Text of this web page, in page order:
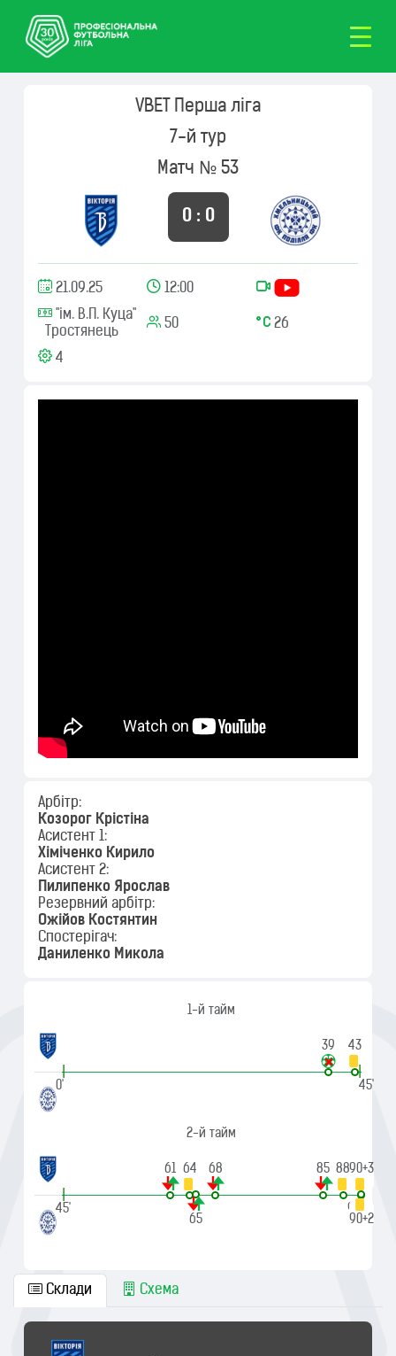
VBET Перша ліга
7-й тур
Матч № 53
0 : 0
21.09.25
12:00
"ім. В.П. Куца"
Тростянець
50 26
4
Арбітр:
Козорог Крістіна
Асистент 1:
Хіміченко Кирило
Асистент 2:
Пилипенко Ярослав
Резервний арбітр:
Ожійов Костянтин
Спостерігач:
Даниленко Микола
1-й тайм
39 43
|
0'
|
45'
2-й тайм
61 64 68 85 8890+3
|
45'
65
90+2
|
90'+2
Склади Схема